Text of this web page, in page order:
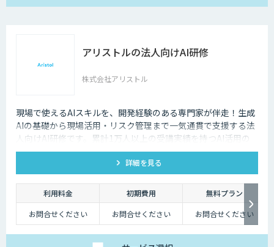
アリストルの法人向けAI研修
株式会社アリストル
現場で使えるAIスキルを、開発経験のある専門家が伴走！生成
AIの基礎から現場活用・リスク管理まで一気通貫で支援する法
人向けAI研修です。累計1万人以上の受講実績を持つAI活用の
専門家が、貴社の課題に合わせた研修を設計し、現場でのAI定
詳細を見る
利用料金 初期費用
無料プラン
お問合せください
お問合せください お問合せください